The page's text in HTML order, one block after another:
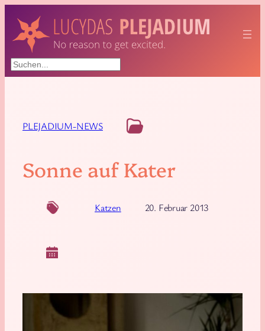
Suchen
PLEJADIUM-NEWS
Sonne auf Kater
20. Februar 2013
Katzen